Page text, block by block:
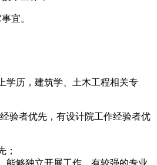
验者优先，有设计院工作经验者优
能够独立开展工作，有较强的专业
强的理解沟通能力；